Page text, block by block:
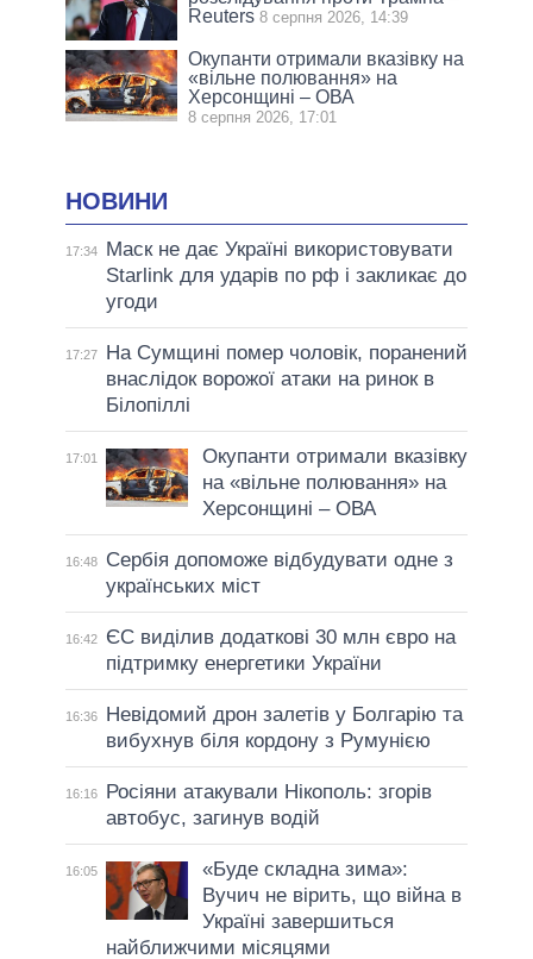
Reuters 8 серпня 2026, 14:39
Окупанти отримали вказівку на
«вільне полювання» на
Херсонщині – ОВА
8 серпня 2026, 17:01
НОВИНИ
17:34
Маск не дає Україні використовувати
Starlink для ударів по рф і закликає до
угоди
17:27
На Сумщині помер чоловік, поранений
внаслідок ворожої атаки на ринок в
Білопіллі
17:01
Окупанти отримали вказівку
на «вільне полювання» на
Херсонщині – ОВА
16:48
Сербія допоможе відбудувати одне з
українських міст
16:42
ЄС виділив додаткові 30 млн євро на
підтримку енергетики України
16:36
Невідомий дрон залетів у Болгарію та
вибухнув біля кордону з Румунією
16:16
Росіяни атакували Нікополь: згорів
автобус, загинув водій
16:05
«Буде складна зима»:
Вучич не вірить, що війна в
Україні завершиться
найближчими місяцями